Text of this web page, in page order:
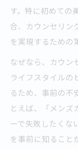
す。特に初めての
合、カウンセリン
を実現するための
なぜなら、カウン
ライフスタイルの
るため、事前の不
とえば、「メンズ
ーで失敗したくな
を事前に知ること